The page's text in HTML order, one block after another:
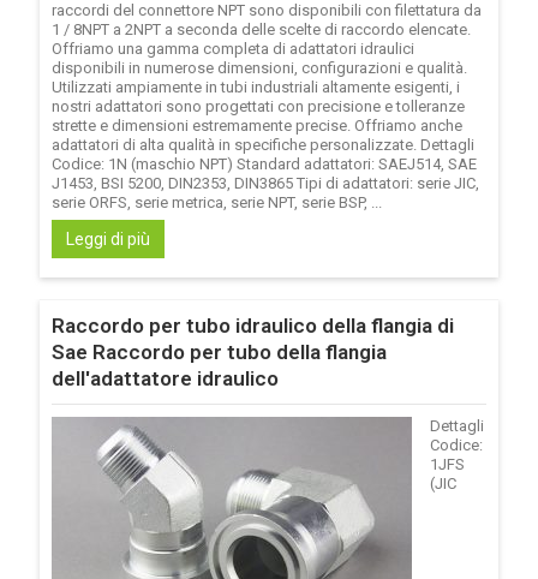
raccordi del connettore NPT sono disponibili con filettatura da
1 / 8NPT a 2NPT a seconda delle scelte di raccordo elencate.
Offriamo una gamma completa di adattatori idraulici
disponibili in numerose dimensioni, configurazioni e qualità.
Utilizzati ampiamente in tubi industriali altamente esigenti, i
nostri adattatori sono progettati con precisione e tolleranze
strette e dimensioni estremamente precise. Offriamo anche
adattatori di alta qualità in specifiche personalizzate. Dettagli
Codice: 1N (maschio NPT) Standard adattatori: SAEJ514, SAE
J1453, BSI 5200, DIN2353, DIN3865 Tipi di adattatori: serie JIC,
serie ORFS, serie metrica, serie NPT, serie BSP, ...
Leggi di più
Raccordo per tubo idraulico della flangia di
Sae Raccordo per tubo della flangia
dell'adattatore idraulico
Dettagli
Codice:
1JFS
(JIC